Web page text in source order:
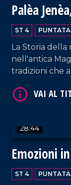
Palèa
Calabria
ST 4 PUNTATA
La Storia della
nell'antica
tradizioni che
profondo,
28:44
Emozioni
ST 4 PUNTATA
VAI AL TITOLO